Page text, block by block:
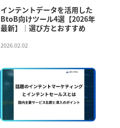
インテントデータを活用した
BtoB向けツール4選【2026年
最新】｜選び方とおすすめ
2026.02.02